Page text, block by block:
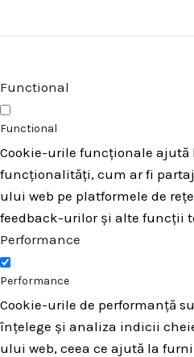
Functional
Functional
Cookie-urile funcționale
funcționalități, cum ar fi
ului web pe platformele de
feedback-urilor și alte funcții
Performance
Performance
Cookie-urile de performanță
înțelege și analiza indicii
ului web, ceea ce ajută la